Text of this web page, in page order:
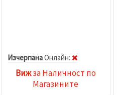
ИзчерпанаOнлайн:
Вижза Наличност по
Магазините